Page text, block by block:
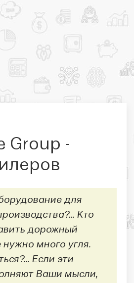
Group -
для
Кто
дорожный
много угля.
Если эти
Ваши мысли,